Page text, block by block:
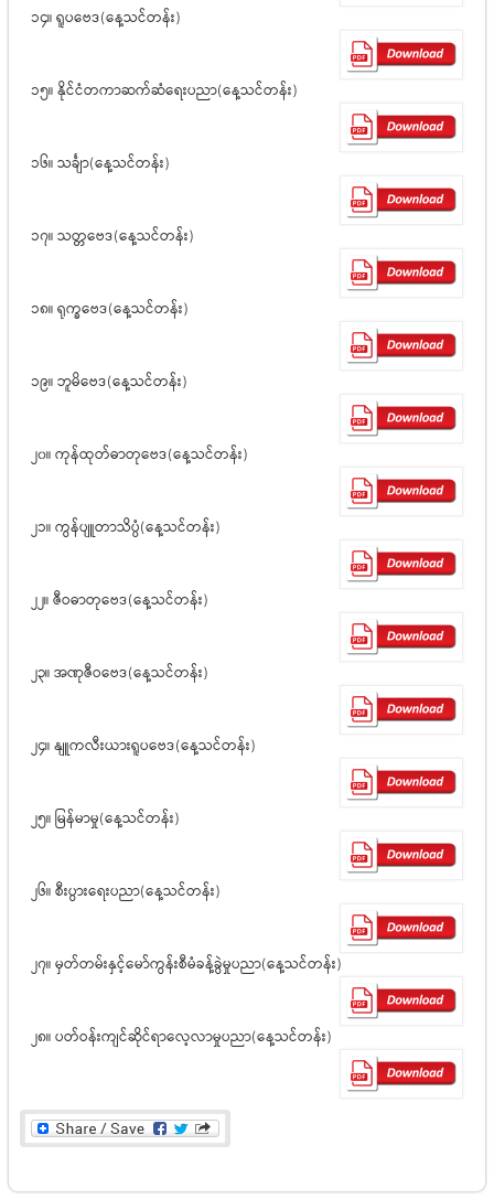
၁၄။ ရူပဗေဒ(နေ့သင်တန်း)
၁၅။ နိုင်ငံတကာဆက်ဆံရေးပညာ(နေ့သင်တန်း)
၁၆။ သင်္ချာ(နေ့သင်တန်း)
၁၇။ သတ္တဗေဒ(နေ့သင်တန်း)
၁၈။ ရုက္ခဗေဒ(နေ့သင်တန်း)
၁၉။ ဘူမိဗေဒ(နေ့သင်တန်း)
၂၀။ ကုန်ထုတ်ဓာတုဗေဒ(နေ့သင်တန်း)
၂၁။ ကွန်ပျူတာသိပ္ပံ(နေ့သင်တန်း)
၂၂။ ဇီဝဓာတုဗေဒ(နေ့သင်တန်း)
၂၃။ အဏုဇီဝဗေဒ(နေ့သင်တန်း)
၂၄။ နျူကလီးယားရူပဗေဒ(နေ့သင်တန်း)
၂၅။ မြန်မာမှု(နေ့သင်တန်း)
၂၆။ စီးပွားရေးပညာ(နေ့သင်တန်း)
၂၇။ မှတ်တမ်းနှင့်မော်ကွန်းစီမံခန့်ခွဲမှုပညာ(နေ့သင်တန်း)
၂၈။ ပတ်ဝန်းကျင်ဆိုင်ရာလေ့လာမှုပညာ(နေ့သင်တန်း)